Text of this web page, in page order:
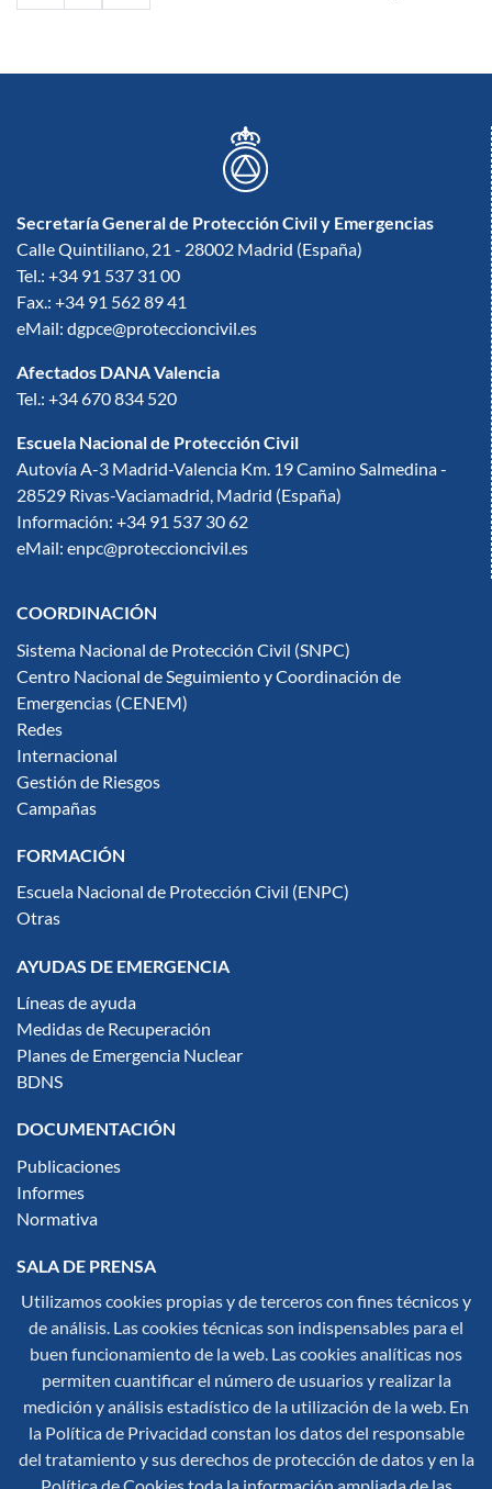
Secretaría General de Protección Civil y Emergencias
Calle Quintiliano, 21 - 28002 Madrid (España)
Tel.: +34 91 537 31 00
Fax.: +34 91 562 89 41
eMail: dgpce@proteccioncivil.es
Afectados DANA Valencia
Tel.: +34 670 834 520
Escuela Nacional de Protección Civil
Autovía A-3 Madrid-Valencia Km. 19 Camino Salmedina -
28529 Rivas-Vaciamadrid, Madrid (España)
Información: +34 91 537 30 62
eMail: enpc@proteccioncivil.es
COORDINACIÓN
Sistema Nacional de Protección Civil (SNPC)
Centro Nacional de Seguimiento y Coordinación de
Emergencias (CENEM)
Redes
Internacional
Gestión de Riesgos
Campañas
FORMACIÓN
Escuela Nacional de Protección Civil (ENPC)
Otras
AYUDAS DE EMERGENCIA
Líneas de ayuda
Medidas de Recuperación
Planes de Emergencia Nuclear
BDNS
DOCUMENTACIÓN
Publicaciones
Informes
Normativa
SALA DE PRENSA
Notas de Prensa
Noticias
Multimedia
Infografías
Síguenos en redes sociales:
Utilizamos cookies propias y de terceros con fines técnicos y
de análisis. Las cookies técnicas son indispensables para el
buen funcionamiento de la web. Las cookies analíticas nos
permiten cuantificar el número de usuarios y realizar la
medición y análisis estadístico de la utilización de la web. En
la Política de Privacidad constan los datos del responsable
del tratamiento y sus derechos de protección de datos y en la